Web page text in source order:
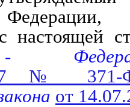
настоящей
№ 371-
от